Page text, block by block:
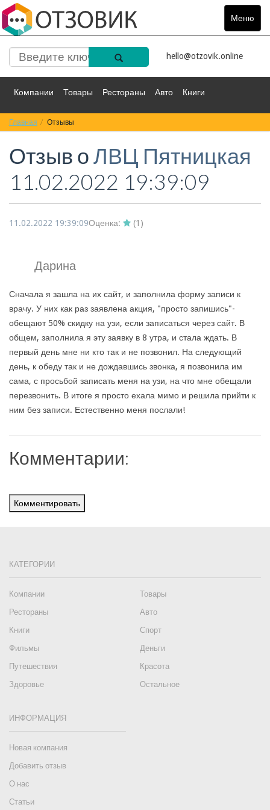
Меню
Toggle
hello@otzovik.online
Компании Товары Рестораны Авто Книги
Спорт Фильмы
Красота Здоровье Остальное
Главная Отзывы
Отзыв оЛВЦ Пятницкая
11.02.2022 19:39:09
11.02.2022 19:39:09Оценка: (1 )
Дарина
Сначала я зашла на их сайт, и заполнила форму записи к
врачу. У них как раз заявлена акция, "просто запишись"-
обещают 50% скидку на узи, если записаться через сайт. В
общем, заполнила я эту заявку в 8 утра, и стала ждать. В
первый день мне ни кто так и не позвонил. На следующий
день, к обеду так и не дождавшись звонка, я позвонила им
сама, с просьбой записать меня на узи, на что мне обещали
перезвонить. В итоге я просто ехала мимо и решила прийти к
ним без записи. Естественно меня послали!
Комментарии:
Комментировать
КАТЕГОРИИ
Компании
Товары
Рестораны
Авто
Книги
Спорт
Фильмы
Деньги
Путешествия
Красота
Здоровье
Остальное
ИНФОРМАЦИЯ
Новая компания
Добавить отзыв
О нас
Статьи